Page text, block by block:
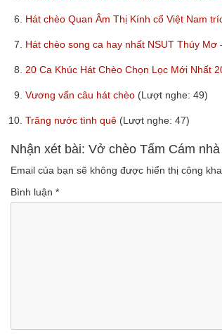
6. Hát chèo Quan Âm Thị Kính cổ Việt Nam
7. Hát chèo song ca hay nhất NSUT Thúy Mơ
8. 20 Ca Khúc Hát Chèo Chọn Lọc Mới Nhất
9. Vương vấn câu hát chèo (Lượt nghe: 49)
10. Trăng nước tình quê (Lượt nghe: 47)
Nhận xét bài: Vở chèo Tấm Cám
Email của bạn sẽ không được hiển thị công
Bình luận *